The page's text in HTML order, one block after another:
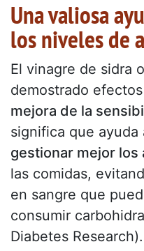
Una valiosa
los niveles de
El vinagre de sidra
demostrado
mejora de la
significa que ayuda
gestionar mejor los
las comidas,
en sangre que
consumir
Diabetes